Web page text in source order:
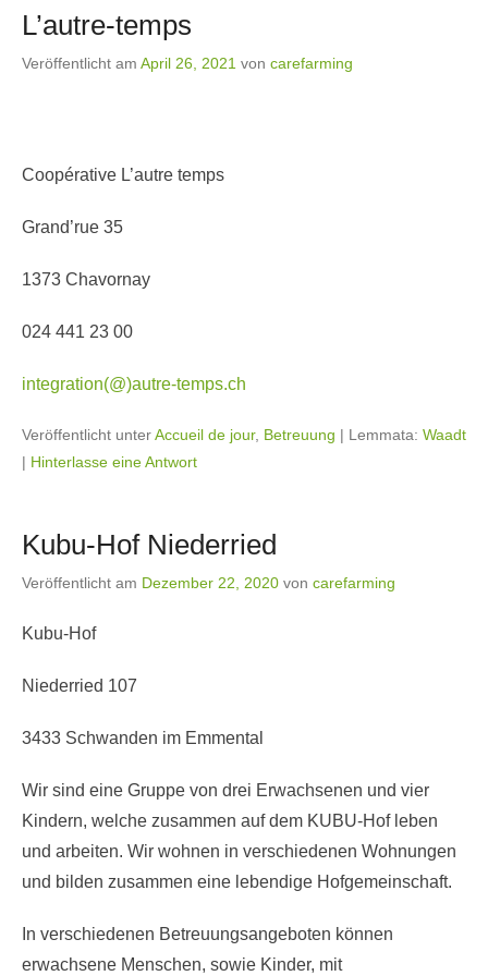
L’autre-temps
Veröffentlicht am April 26, 2021 von carefarming
Coopérative L’autre temps
Grand’rue 35
1373 Chavornay
024 441 23 00
integration(@)autre-temps.ch
Veröffentlicht unterAccueil de jour, Betreuung | Lemmata: Waadt
| Hinterlasse eine Antwort
Kubu-Hof Niederried
Veröffentlicht am Dezember 22, 2020 von carefarming
Kubu-Hof
Niederried 107
3433 Schwanden im Emmental
Wir sind eine Gruppe von drei Erwachsenen und vier
Kindern, welche zusammen auf dem KUBU-Hof leben
und arbeiten. Wir wohnen in verschiedenen Wohnungen
und bilden zusammen eine lebendige Hofgemeinschaft.
In verschiedenen Betreuungsangeboten können
erwachsene Menschen, sowie Kinder, mit